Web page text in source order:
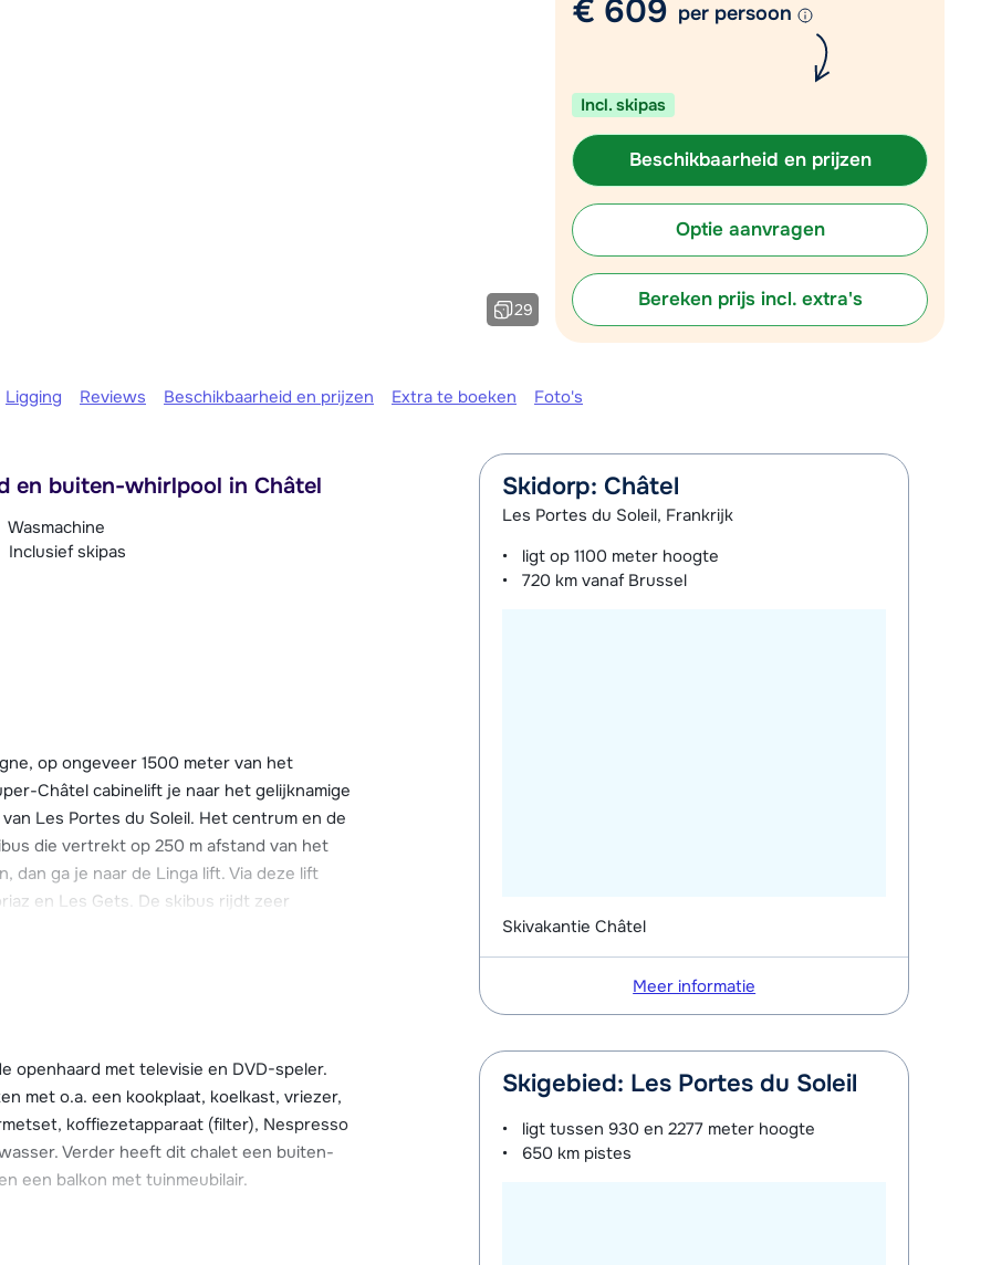
Vul het contactformulier in
We zijn er vandaag tot 17:30 uur.
29
€ 609 per persoon
Incl. skipas
Beschikbaarheid en prijzen
Optie aanvragen
Bereken prijs incl. extra's
Ligging Reviews Beschikbaarheid en prijzen Extra te boeken Foto's
en buiten-whirlpool in Châtel
Wasmachine
Inclusief skipas
op ongeveer 1500 meter van het
Châtel cabinelift je naar het gelijknamige
Les Portes du Soleil. Het centrum en de
die vertrekt op 250 m afstand van het
dan ga je naar de Linga lift. Via deze lift
en Les Gets. De skibus rijdt zeer
een dag op de piste kun je in het Forme
en de sauna.
nodige ontspanning na een dag in de
zithoek met openhaard, Wi-Fi, balkon
bij het chalet geparkeerd worden.
openhaard met televisie en DVD-speler.
met o.a. een kookplaat, koelkast, vriezer,
koffiezetapparaat (filter), Nespresso
Verder heeft dit chalet een buiten-
een balkon met tuinmeubilair.
Twee slaapkamers met ieder
Skidorp: Châtel
Les Portes du Soleil, Frankrijk
ligt op1100 meter hoogte
720 km vanaf Brussel
Skivakantie Châtel
Meer informatie
Skigebied: Les Portes du Soleil
ligt tussen930 en 2277 meter hoogte
650 km pistes